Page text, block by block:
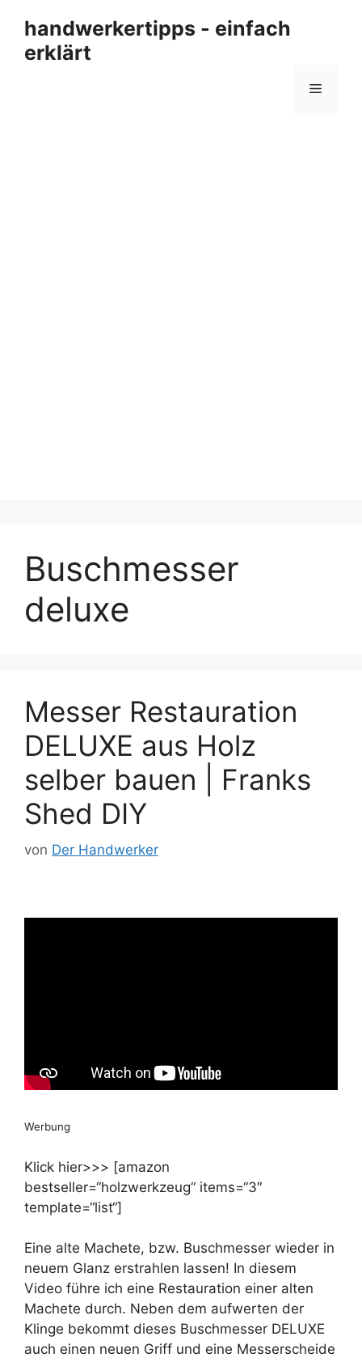
Inhalt
springen
handwerkertipps - einfach
erklärt
Menü
Buschmesser
deluxe
Messer Restauration
DELUXE aus Holz
selber bauen | Franks
Shed DIY
von Der Handwerker
Werbung
Klick hier>>> [amazon
bestseller=“holzwerkzeug“ items=“3″
template=“list“]
Eine alte Machete, bzw. Buschmesser wieder in
neuem Glanz erstrahlen lassen! In diesem
Video führe ich eine Restauration einer alten
Machete durch. Neben dem aufwerten der
Klinge bekommt dieses Buschmesser DELUXE
auch einen neuen Griff und eine Messerscheide